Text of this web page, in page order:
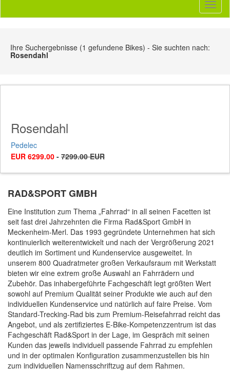
Ihre Suchergebnisse (1 gefundene Bikes) - Sie suchten nach:
Rosendahl
Rosendahl
Pedelec
EUR 6299.00 - 7299.00 EUR
RAD&SPORT GMBH
Eine Institution zum Thema „Fahrrad“ in all seinen Facetten ist
seit fast drei Jahrzehnten die Firma Rad&Sport GmbH in
Meckenheim-Merl. Das 1993 gegründete Unternehmen hat sich
kontinuierlich weiterentwickelt und nach der Vergrößerung 2021
deutlich im Sortiment und Kundenservice ausgeweitet. In
unserem 800 Quadratmeter großen Verkaufsraum mit Werkstatt
bieten wir eine extrem große Auswahl an Fahrrädern und
Zubehör. Das inhabergeführte Fachgeschäft legt größten Wert
sowohl auf Premium Qualität seiner Produkte wie auch auf den
individuellen Kundenservice und natürlich auf faire Preise. Vom
Standard-Trecking-Rad bis zum Premium-Reisefahrrad reicht das
Angebot, und als zertifiziertes E-Bike-Kompetenzzentrum ist das
Fachgeschäft Rad&Sport in der Lage, im Gespräch mit seinen
Kunden das jeweils individuell passende Fahrrad zu empfehlen
und in der optimalen Konfiguration zusammenzustellen bis hin
zum individuellen Namensschriftzug auf dem Rahmen.